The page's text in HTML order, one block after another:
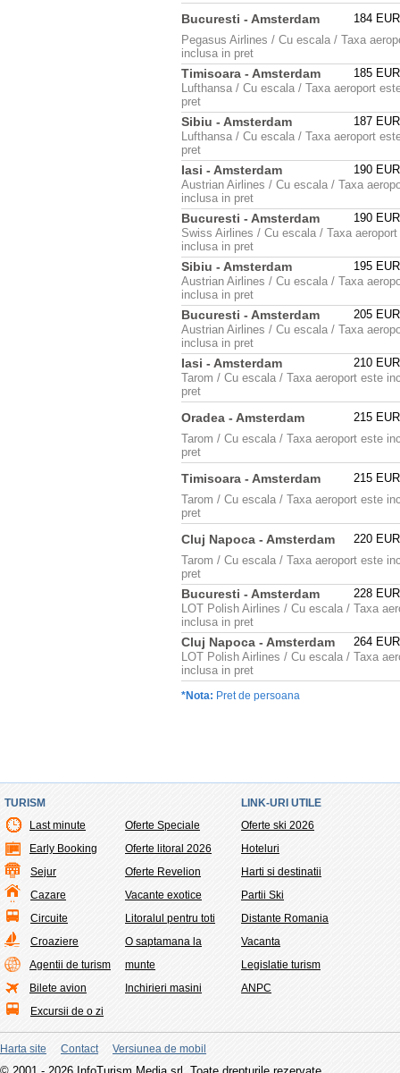
Bucuresti - Amsterdam
184
Pegasus Airlines / Cu escala / Taxa
inclusa in pret
Timisoara - Amsterdam
185
Lufthansa / Cu escala / Taxa aeroport
pret
Sibiu - Amsterdam
187
Lufthansa / Cu escala / Taxa aeroport
pret
Iasi - Amsterdam
190
Austrian Airlines / Cu escala / Taxa
inclusa in pret
Bucuresti - Amsterdam
190
Swiss Airlines / Cu escala / Taxa
inclusa in pret
Sibiu - Amsterdam
195
Austrian Airlines / Cu escala / Taxa
inclusa in pret
Bucuresti - Amsterdam
205
Austrian Airlines / Cu escala / Taxa
inclusa in pret
Iasi - Amsterdam
210
Tarom / Cu escala / Taxa aeroport este
pret
Oradea - Amsterdam
215
Tarom / Cu escala / Taxa aeroport este
pret
Timisoara - Amsterdam
215
Tarom / Cu escala / Taxa aeroport este
pret
Cluj Napoca - Amsterdam
220
Tarom / Cu escala / Taxa aeroport este
pret
Bucuresti - Amsterdam
228
LOT Polish Airlines / Cu escala / Taxa
inclusa in pret
Cluj Napoca - Amsterdam
264
LOT Polish Airlines / Cu escala / Taxa
inclusa in pret
*Nota: Pret de persoana
TURISM
Last minute
Early Booking
Sejur
Cazare
Circuite
Croaziere
Agentii de turism
Bilete avion
Excursii de o zi
Oferte Speciale
Oferte litoral 2026
Oferte Revelion
Vacante exotice
Litoralul pentru toti
O saptamana la
munte
Inchirieri masini
LINK-URI UTILE
Oferte ski 2026
Hoteluri
Harti si destinatii
Partii Ski
Distante Romania
Vacanta
Legislatie turism
ANPC
Harta site Contact Versiunea de mobil